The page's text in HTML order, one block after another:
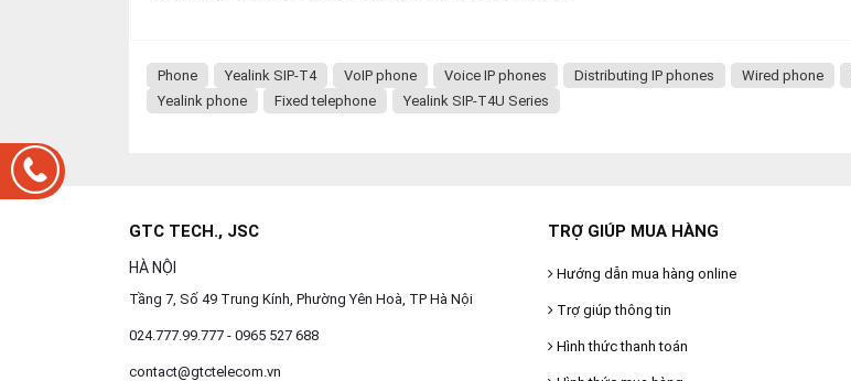
Phone Yealink SIP-T4 VoIP phone Voice IP phones Distributing IP phones Wired phone
Yealink phone
Fixed telephone Yealink SIP-T4U Series
GTC TECH., JSC
HÀ NỘI
Tầng 7, Số 49 Trung Kính, Phường Yên Hoà, TP Hà Nội
024.777.99.777 - 0965 527 688
contact@gtctelecom.vn
TRỢ GIÚP MUA HÀNG
Hướng dẫn mua hàng online
Trợ giúp thông tin
Hình thức thanh toán